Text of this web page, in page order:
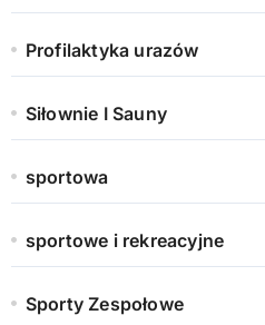
Profilaktyka urazów
Siłownie I Sauny
sportowa
sportowe i rekreacyjne
Sporty Zespołowe